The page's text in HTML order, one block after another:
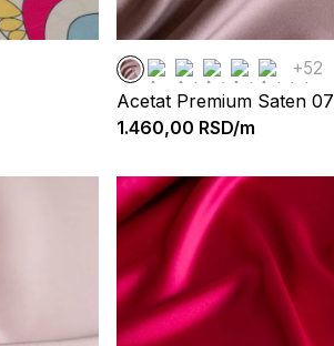
+52
Acetat Premium Saten 07
1.460,00 RSD/m